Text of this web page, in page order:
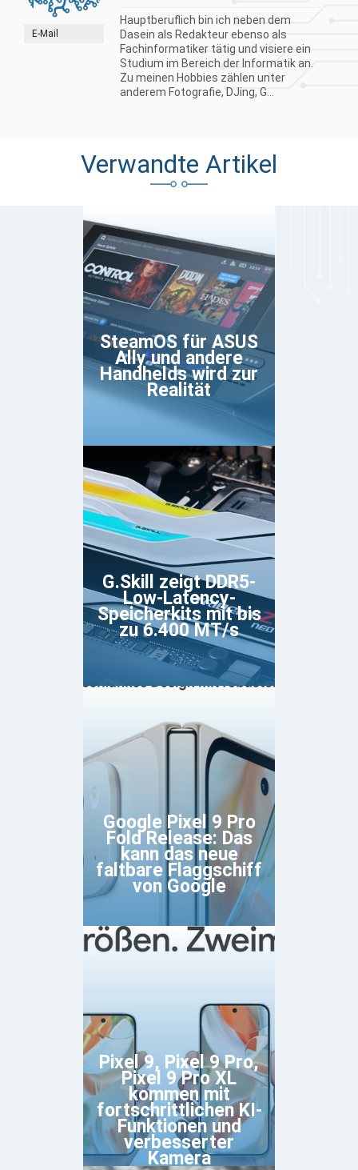
E-Mail
Hauptberuflich bin ich neben dem
Dasein als Redakteur ebenso als
Fachinformatiker tätig und visiere ein
Studium im Bereich der Informatik an.
Zu meinen Hobbies zählen unter
anderem Fotografie, DJing, G...
Verwandte Artikel
SteamOS für ASUS
Ally und andere
Handhelds wird zur
Realität
G.Skill zeigt DDR5-
Low-Latency-
Speicherkits mit bis
zu 6.400 MT/s
Google Pixel 9 Pro
Fold Release: Das
kann das neue
faltbare Flaggschiff
von Google
Pixel 9, Pixel 9 Pro,
Pixel 9 Pro XL
kommen mit
fortschrittlichen KI-
Funktionen und
verbesserter
Kamera